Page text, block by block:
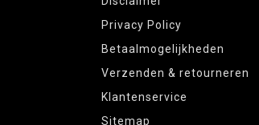
Privacy Policy
Betaalmogelijkheden
Verzenden & retourneren
Klantenservice
Sitemap